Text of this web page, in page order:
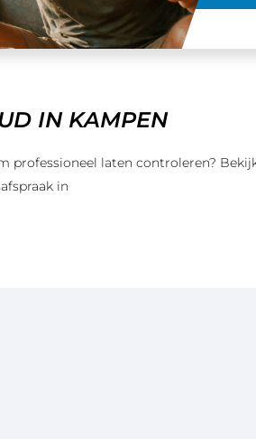
IN KAMPEN
professioneel laten controleren?
in